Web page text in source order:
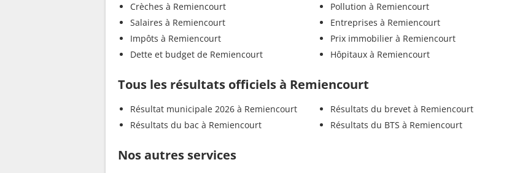
Crèches à Remiencourt
Salaires à Remiencourt
Impôts à Remiencourt
Dette et budget de Remiencourt
Pollution à Remiencourt
Entreprises à Remiencourt
Prix immobilier à Remiencourt
Hôpitaux à Remiencourt
Tous les résultats officiels à Remiencourt
Résultat municipale 2026 à Remiencourt
Résultats du bac à Remiencourt
Résultats du brevet à Remiencourt
Résultats du BTS à Remiencourt
Nos autres services